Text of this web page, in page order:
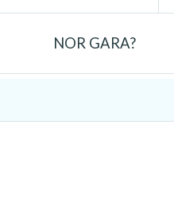
NOR GARA?